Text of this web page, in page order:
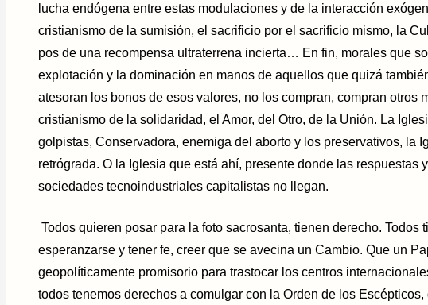
lucha endógena entre estas modulaciones y de la interacción
cristianismo de la sumisión, el sacrificio por el sacrificio mismo, la
pos de una recompensa ultraterrena incierta… En fin, morales que
explotación y la dominación en manos de aquellos que quizá
atesoran los bonos de esos valores, no los compran, compran otros
cristianismo de la solidaridad, el Amor, del Otro, de la Unión. La
golpistas, Conservadora, enemiga del aborto y los preservativos, la
retrógrada. O la Iglesia que está ahí, presente donde las respuestas
sociedades tecnoindustriales capitalistas no llegan.
Todos quieren posar para la foto sacrosanta, tienen derecho. Todos
esperanzarse y tener fe, creer que se avecina un Cambio. Que un
geopolíticamente promisorio para trastocar los centros
todos tenemos derechos a comulgar con la Orden de los